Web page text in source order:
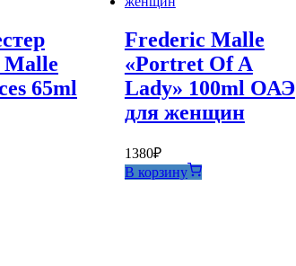
65ml
Frederic Malle
«Portret Of A
Lady» 100ml ОАЭ
для женщин
1380₽
В корзину